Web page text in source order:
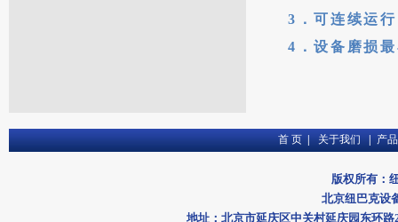
3 ．可连续运
4 ．设备磨损
首 页 | 关于我们 | 产
版权所有：
北京纽巴克设备工
地址：北京市延庆区中关村延庆园东环